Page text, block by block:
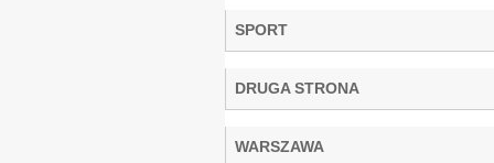
SPORT
DRUGA STRONA
WARSZAWA